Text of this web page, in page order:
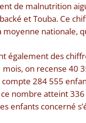
de malnutrition
et Touba. Ce
nationale,
également des
on recense 40
284 555
ce nombre atteint
enfants concerné